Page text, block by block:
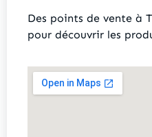
Des points de vente à
pour découvrir les